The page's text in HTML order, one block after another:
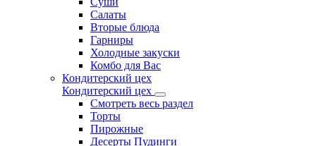
Салаты
Вторые блюда
Гарниры
Холодные закуски
Комбо для Вас
Кондитерский цех
Кондитерский цех
Смотреть весь раздел
Торты
Пирожные
Десерты Пудинги